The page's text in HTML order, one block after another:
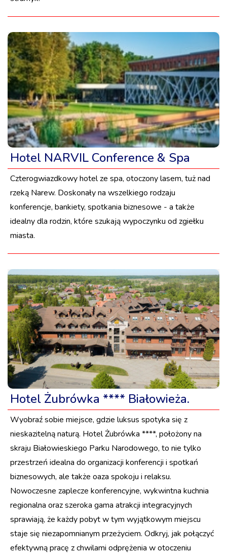
Hotel NARVIL Conference & Spa
Czterogwiazdkowy hotel ze spa, otoczony lasem, tuż nad
rzeką Narew. Doskonały na wszelkiego rodzaju
konferencje, bankiety, spotkania biznesowe - a także
idealny dla rodzin, które szukają wypoczynku od zgiełku
miasta.
Hotel Żubrówka **** Białowieża.
Wyobraź sobie miejsce, gdzie luksus spotyka się z
nieskazitelną naturą. Hotel Żubrówka ****, położony na
skraju Białowieskiego Parku Narodowego, to nie tylko
przestrzeń idealna do organizacji konferencji i spotkań
biznesowych, ale także oaza spokoju i relaksu.
Nowoczesne zaplecze konferencyjne, wykwintna kuchnia
regionalna oraz szeroka gama atrakcji integracyjnych
sprawiają, że każdy pobyt w tym wyjątkowym miejscu
staje się niezapomnianym przeżyciem. Odkryj, jak połączyć
efektywną pracę z chwilami odprężenia w otoczeniu